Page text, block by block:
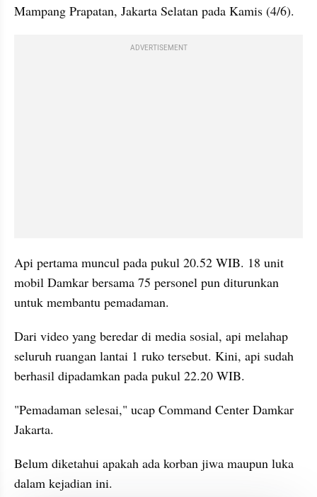
Mampang Prapatan, Jakarta Selatan pada Kamis (4/6).
ADVERTISEMENT
Api pertama muncul pada pukul 20.52 WIB. 18 unit
mobil Damkar bersama 75 personel pun diturunkan
untuk membantu pemadaman.
Dari video yang beredar di media sosial, api melahap
seluruh ruangan lantai 1 ruko tersebut. Kini, api sudah
berhasil dipadamkan pada pukul 22.20 WIB.
"Pemadaman selesai," ucap Command Center Damkar
Jakarta.
Belum diketahui apakah ada korban jiwa maupun luka
dalam kejadian ini.